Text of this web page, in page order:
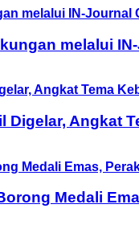
melalui
Digelar, Angkat
Medali